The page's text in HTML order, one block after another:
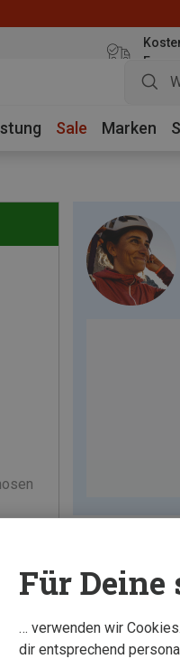
Euro
Sale Marken
Für Deine
… verwenden wir
dir entsprechend